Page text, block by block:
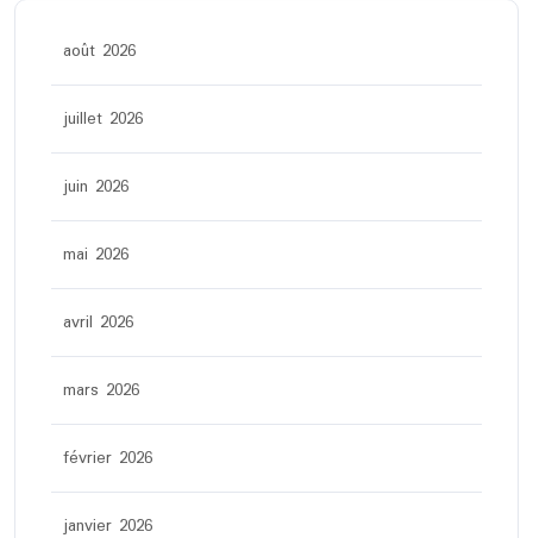
août 2026
juillet 2026
juin 2026
mai 2026
avril 2026
mars 2026
février 2026
janvier 2026